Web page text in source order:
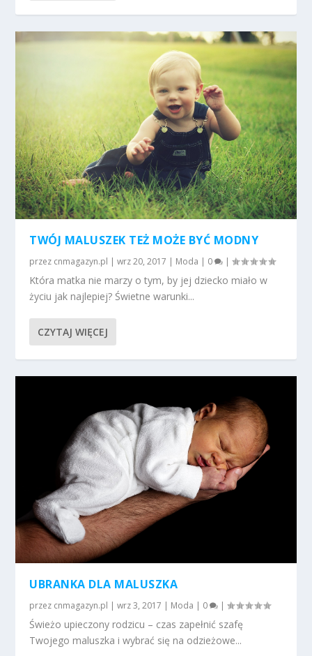
TWÓJ MALUSZEK TEŻ MOŻE BYĆ MODNY
przez cnmagazyn.pl |wrz 20, 2017 | Moda | 0 |
Która matka nie marzy o tym, by jej dziecko miało w
życiu jak najlepiej? Świetne warunki...
CZYTAJ WIĘCEJ
UBRANKA DLA MALUSZKA
przez cnmagazyn.pl |wrz 3, 2017 | Moda | 0 |
Świeżo upieczony rodzicu – czas zapełnić szafę
Twojego maluszka i wybrać się na odzieżowe...